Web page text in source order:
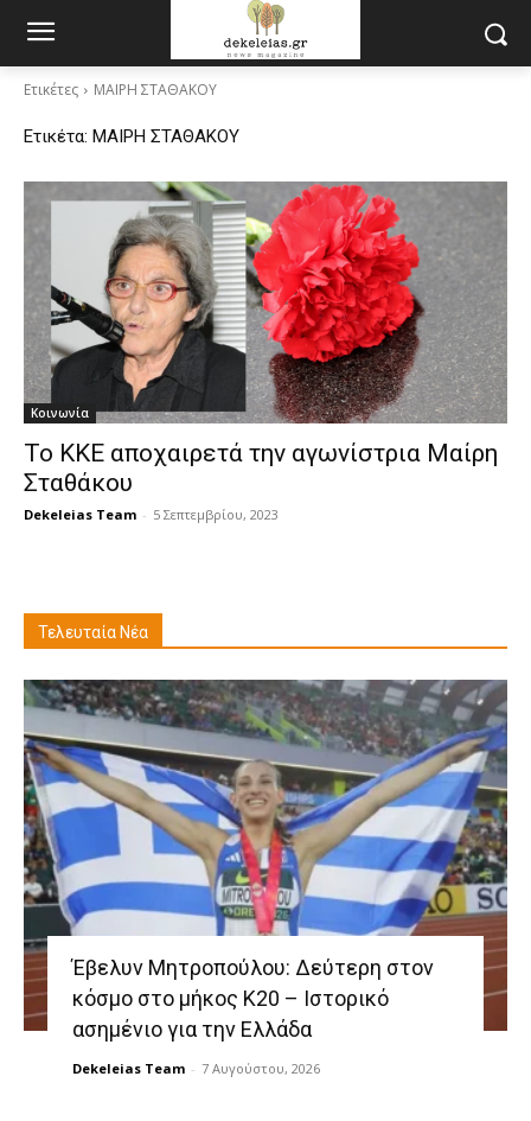
Ετικέτες ΜΑΙΡΗ ΣΤΑΘΑΚΟΥ
Ετικέτα: ΜΑΙΡΗ ΣΤΑΘΑΚΟΥ
Κοινωνία
Το ΚΚΕ αποχαιρετά την αγωνίστρια Μαίρη
Σταθάκου
Dekeleias Team - 5 Σεπτεμβρίου, 2023
Τελευταία Νέα
Έβελυν Μητροπούλου: Δεύτερη στον
κόσμο στο μήκος Κ20 – Ιστορικό
ασημένιο για την Ελλάδα
Dekeleias Team - 7 Αυγούστου, 2026